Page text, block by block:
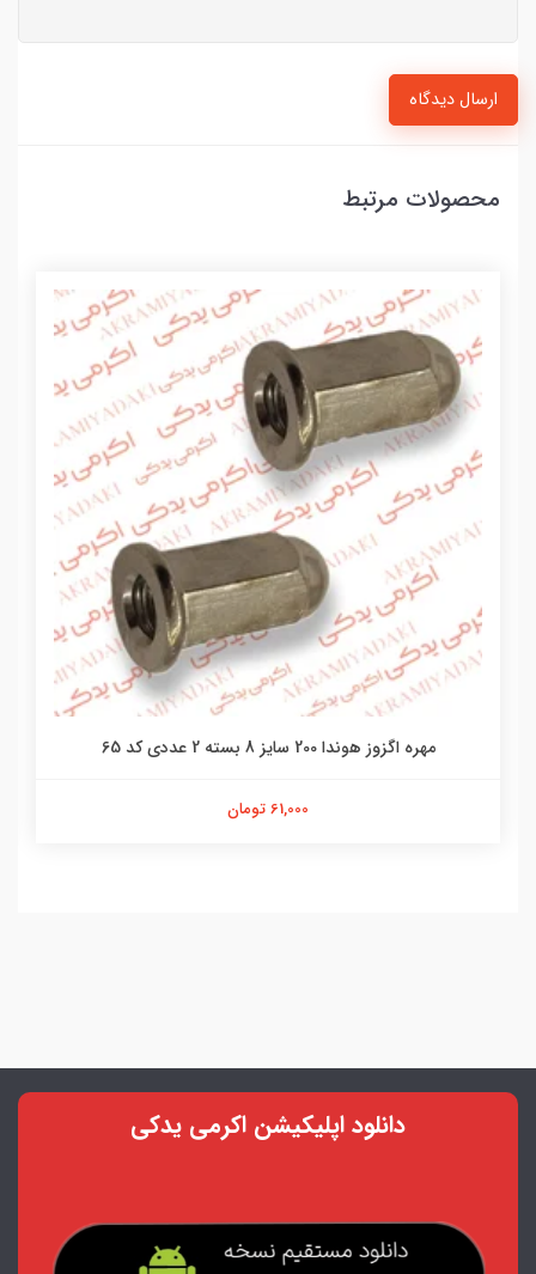
ارسال دیدگاه
محصولات مرتبط
مهره اگزوز هوندا 200 سایز 8 بسته 2 عددی کد 65
61,000 تومان
دانلود اپلیکیشن اکرمی یدکی